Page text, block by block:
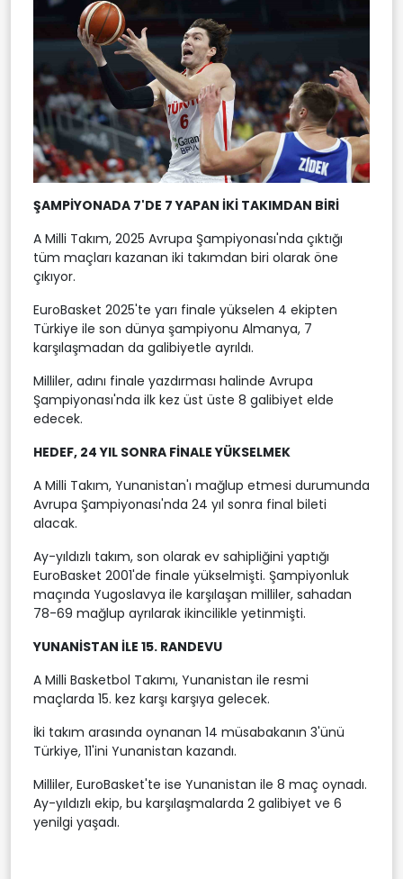
ŞAMPİYONADA 7'DE 7 YAPAN İKİ TAKIMDAN BİRİ
A Milli Takım, 2025 Avrupa Şampiyonası'nda çıktığı
tüm maçları kazanan iki takımdan biri olarak öne
çıkıyor.
EuroBasket 2025'te yarı finale yükselen 4 ekipten
Türkiye ile son dünya şampiyonu Almanya, 7
karşılaşmadan da galibiyetle ayrıldı.
Milliler, adını finale yazdırması halinde Avrupa
Şampiyonası'nda ilk kez üst üste 8 galibiyet elde
edecek.
HEDEF, 24 YIL SONRA FİNALE YÜKSELMEK
A Milli Takım, Yunanistan'ı mağlup etmesi durumunda
Avrupa Şampiyonası'nda 24 yıl sonra final bileti
alacak.
Ay-yıldızlı takım, son olarak ev sahipliğini yaptığı
EuroBasket 2001'de finale yükselmişti. Şampiyonluk
maçında Yugoslavya ile karşılaşan milliler, sahadan
78-69 mağlup ayrılarak ikincilikle yetinmişti.
YUNANİSTAN İLE 15. RANDEVU
A Milli Basketbol Takımı, Yunanistan ile resmi
maçlarda 15. kez karşı karşıya gelecek.
İki takım arasında oynanan 14 müsabakanın 3'ünü
Türkiye, 11'ini Yunanistan kazandı.
Milliler, EuroBasket'te ise Yunanistan ile 8 maç oynadı.
Ay-yıldızlı ekip, bu karşılaşmalarda 2 galibiyet ve 6
yenilgi yaşadı.